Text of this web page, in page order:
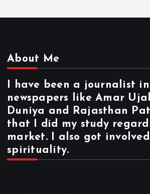
About Me
I have been a journalist
newspapers like Amar
Duniya and Rajasthan
that I did my study
market. I also got
spirituality.